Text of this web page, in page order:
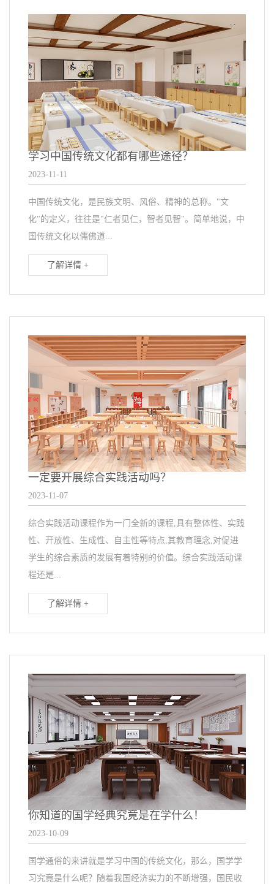
学习中国传统文化都有哪些途径？
2023-11-11
中国传统文化，是民族文明、风俗、精神的总称。"文
化"的定义，往往是"仁者见仁，智者见智"。简单地说，中
国传统文化以儒佛道...
了解详情 +
一定要开展综合实践活动吗？
2023-11-07
综合实践活动课程作为一门全新的课程,具有整体性、实践
性、开放性、生成性、自主性等特点,其教育理念,对促进
学生的综合素质的发展有着特别的价值。综合实践活动课
程还是...
了解详情 +
你知道的国学经典究竟是在学什么！
2023-10-09
国学通俗的来讲就是学习中国的传统文化，那么，国学学
习究竟是什么呢？随着我国经济实力的不断增强，国民收